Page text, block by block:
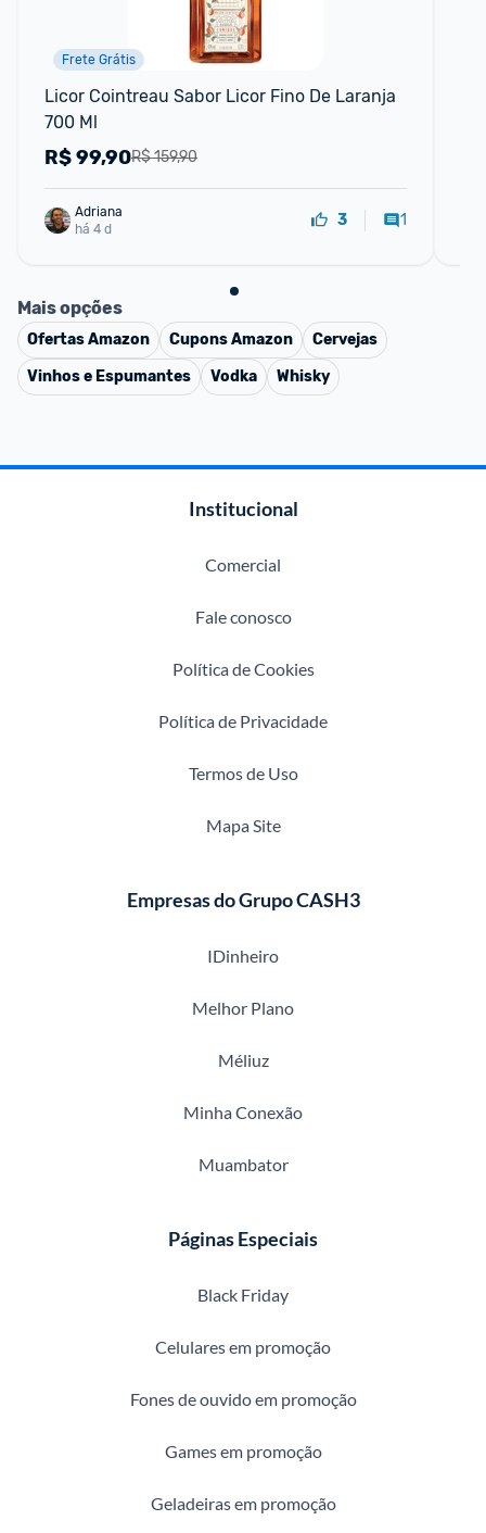
Frete Grátis
Licor Cointreau Sabor Licor Fino De Laranja
700 Ml
R$ 159,90
R$99,90
Adriana
há 4 d
3 1
Mais opções
OfertasAmazon CuponsAmazon
Cervejas
Vinhos e Espumantes
Vodka Whisky
Institucional
Comercial
Fale conosco
Política de Cookies
Política de Privacidade
Termos de Uso
Mapa Site
Empresas do Grupo CASH3
IDinheiro
Melhor Plano
Méliuz
Minha Conexão
Muambator
Páginas Especiais
Black Friday
Celulares em promoção
Fones de ouvido em promoção
Games em promoção
Geladeiras em promoção